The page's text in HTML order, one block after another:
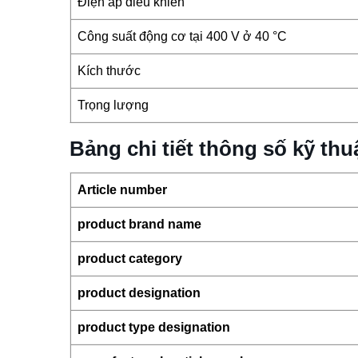
Công suất động cơ tại 400 V ở 40 °C
Kích thước
Trọng lượng
Bảng chi tiết thông số kỹ
Article number
product brand name
product category
product designation
product type designation